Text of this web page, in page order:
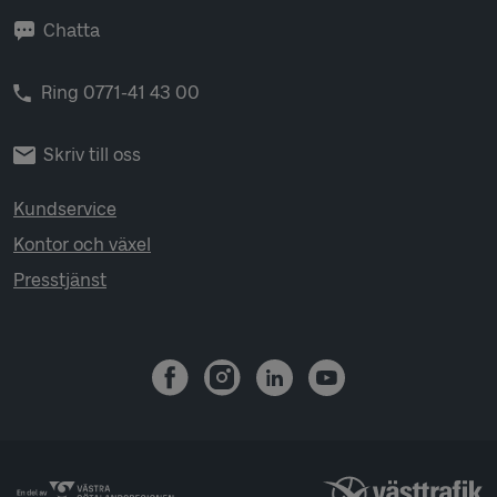
Chatta
Ring 0771-41 43 00
Skriv till oss
Kundservice
Kontor och växel
Presstjänst